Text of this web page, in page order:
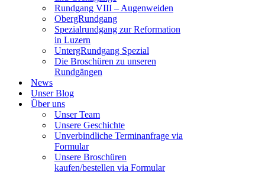
Rundgang VIII – Augenweiden
ObergRundgang
Spezialrundgang zur Reformation
in Luzern
UntergRundgang Spezial
Die Broschüren zu unseren
Rundgängen
News
Unser Blog
Über uns
Unser Team
Unsere Geschichte
Unverbindliche Terminanfrage via
Formular
Unsere Broschüren
kaufen/bestellen via Formular